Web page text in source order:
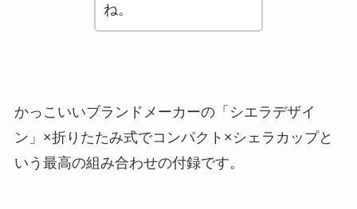
ね。
かっこいいブランドメーカーの「シエラデザイ
ン」×折りたたみ式でコンパクト×シェラカップと
いう最高の組み合わせの付録です。